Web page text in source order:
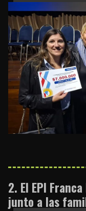
El EPI
junto a las